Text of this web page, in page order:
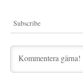
Subscribe